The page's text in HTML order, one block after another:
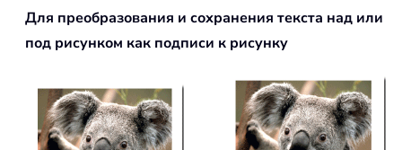
Для преобразования и сохранения текста над или
под рисунком как подписи к рисунку